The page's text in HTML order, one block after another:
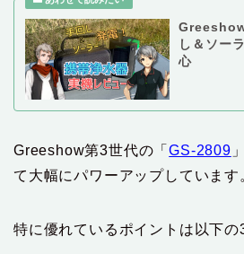
し＆ソー
心
Greeshow第3世代の「GS-2809
て大幅にパワーアップしています
特に優れているポイントは以下の